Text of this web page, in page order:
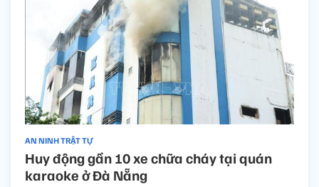
AN NINH TRẬT TỰ
Huy động gần 10 xe chữa cháy tại quán
karaoke ở Đà Nẵng